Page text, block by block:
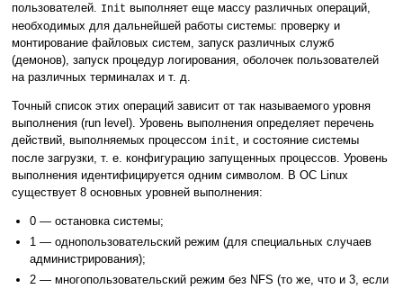
пользователей. Init выполняет еще массу различных операций,
необходимых для дальнейшей работы системы: проверку и
монтирование файловых систем, запуск различных служб
(демонов), запуск процедур логирования, оболочек пользователей
на различных терминалах и т. д.
Точный список этих операций зависит от так называемого уровня
выполнения (run level). Уровень выполнения определяет перечень
действий, выполняемых процессом init, и состояние системы
после загрузки, т. е. конфигурацию запущенных процессов. Уровень
выполнения идентифицируется одним символом. В ОС Linux
существует 8 основных уровней выполнения:
0 — остановка системы;
1 — однопользовательский режим (для специальных случаев
администрирования);
2 — многопользовательский режим без NFS (то же, что и 3, если